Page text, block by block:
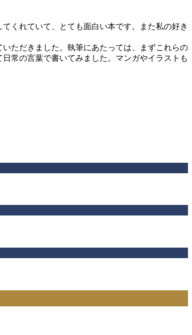
くれていて、とても面白い本です。また私の好き
ただきました。執筆にあたっては、まずこれらの
常の言葉で書いてみました。マンガやイラストも